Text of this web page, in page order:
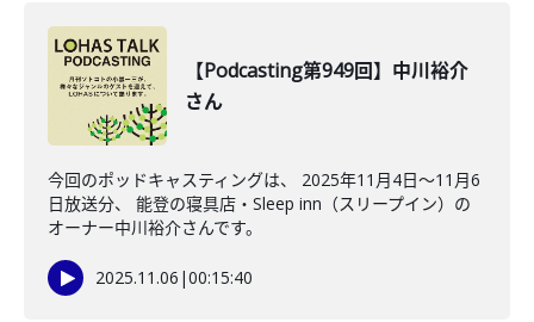
【Podcasting第949回】中川裕介
さん
今回のポッドキャスティングは、 2025年11月4日〜11月6
日放送分、 能登の寝具店・Sleep inn（スリープイン）の
オーナー中川裕介さんです。
2025.11.06 |00:15:40